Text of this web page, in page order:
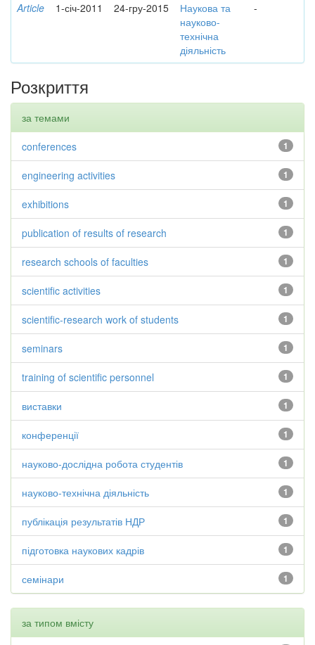
Article 1-січ-2011 24-гру-2015
Наукова та
науково-
технічна
діяльність
-
Розкриття
за темами
1
conferences
1
engineering activities
1
exhibitions
1
publication of results of research
1
research schools of faculties
1
scientific activities
1
scientific-research work of students
1
seminars
1
training of scientific personnel
1
виставки
1
конференції
1
науково-дослідна робота студентів
1
науково-технічна діяльність
1
публікація результатів НДР
1
підготовка наукових кадрів
1
семінари
за типом вмісту